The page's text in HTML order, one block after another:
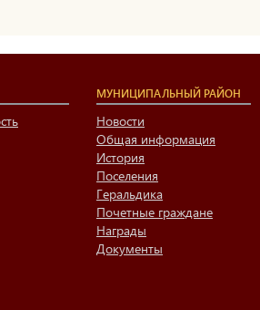
МУНИЦИПАЛЬНЫЙ РАЙОН
Новости
Общая информация
История
Поселения
Геральдика
Почетные граждане
Награды
Документы